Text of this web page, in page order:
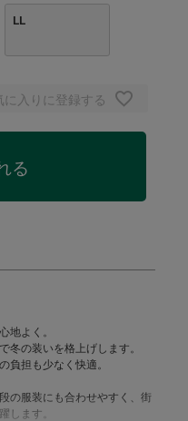
LL
に入りに登録する
る
地よく。
の装いを格上げします。
負担も少なく快適。
の服装にも合わせやすく、街
します。